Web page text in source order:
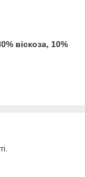
віскоза, 10%